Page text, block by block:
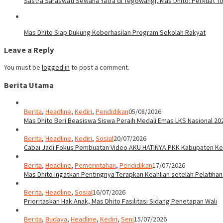
Mas Dhito Siap Dukung Keberhasilan Program Sekolah Rakyat
Leave a Reply
You must be logged in to post a comment.
Berita Utama
Berita, Headline, Kediri, Pendidikan05/08/2026
Mas Dhito Beri Beasiswa Siswa Peraih Medali Emas LKS Nasional
Berita, Headline, Kediri, Sosial20/07/2026
Cabai Jadi Fokus Pembuatan Video AKU HATINYA PKK Kabupaten
Berita, Headline, Pemerintahan, Pendidikan17/07/2026
Mas Dhito Ingatkan Pentingnya Terapkan Keahlian setelah
Berita, Headline, Sosial16/07/2026
Prioritaskan Hak Anak, Mas Dhito Fasilitasi Sidang Penetapan Wali
Berita, Budaya, Headline, Kediri, Seni15/07/2026